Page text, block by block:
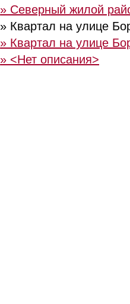
» Северный жилой
» Квартал на улице
» Квартал на улице
» <Нет описания>